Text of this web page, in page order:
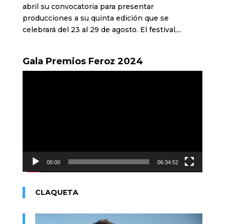
abril su convocatoria para presentar
producciones a su quinta edición que se
celebrará del 23 al 29 de agosto. El festival,...
Gala Premios Feroz 2024
00:00 06:34:52
CLAQUETA